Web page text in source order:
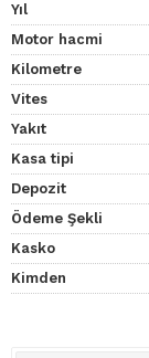
Yıl
Motor hacmi
Kilometre
Vites
Yakıt
Kasa tipi
Depozit
Ödeme Şekli
Kasko
Kimden